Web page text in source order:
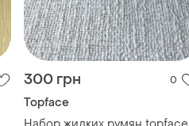
300 грн 0
Topface